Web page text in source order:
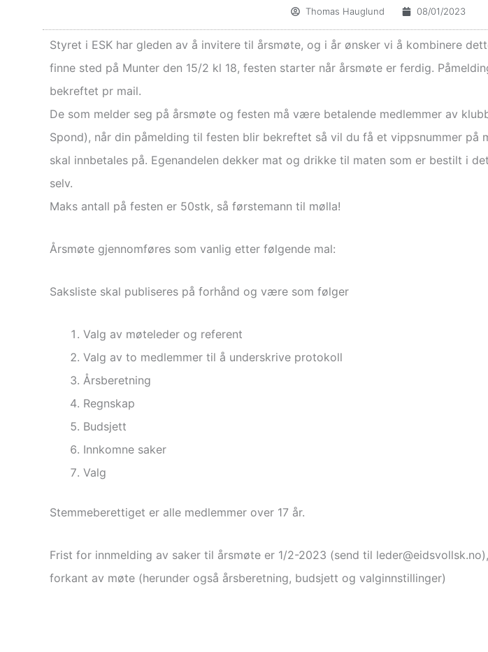
Thomas Hauglund 08/01/2023
Styret i ESK har gleden av å invitere til årsmøte, og i år ønsker vi å kombinere
finne sted på Munter den 15/2 kl 18, festen starter når årsmøte er ferdig.
bekreftet pr mail.
De som melder seg på årsmøte og festen må være betalende medlemmer av
Spond), når din påmelding til festen blir bekreftet så vil du få et vippsnummer på
skal innbetales på. Egenandelen dekker mat og drikke til maten som er bestilt i
selv.
Maks antall på festen er 50stk, så førstemann til mølla!
Årsmøte gjennomføres som vanlig etter følgende mal:
Saksliste skal publiseres på forhånd og være som følger
Valg av møteleder og referent
Valg av to medlemmer til å underskrive protokoll
Årsberetning
Regnskap
Budsjett
Innkomne saker
Valg
Stemmeberettiget er alle medlemmer over 17 år.
Frist for innmelding av saker til årsmøte er 1/2-2023 (send til
forkant av møte (herunder også årsberetning, budsjett og valginnstillinger)